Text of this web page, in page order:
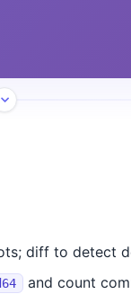
diff to detect
and count